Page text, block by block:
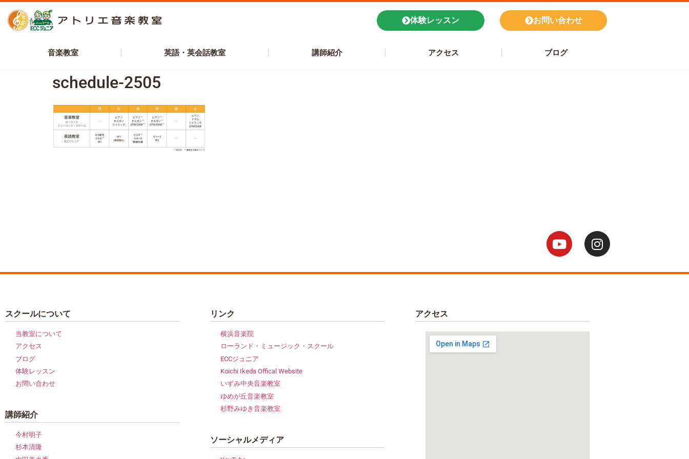
体験レッスン お問い合わせ
音楽教室 英語・英会話教室 講師紹介 アクセス ブログ
schedule-2505
スクールについて
当教室について
アクセス
ブログ
体験レッスン
お問い合わせ
講師紹介
今村明子
杉本清隆
リンク
横浜音楽院
ローランド・ミュージック・スクール
ECCジュニア
Koichi Ikeda Offical Website
いずみ中央音楽教室
ゆめが丘音楽教室
杉野みゆき音楽教室
ソーシャルメディア
アクセス